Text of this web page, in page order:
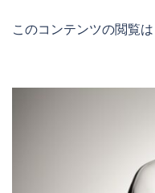
このコンテンツの閲覧